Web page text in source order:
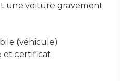
une voiture gravement
(véhicule)
et certificat